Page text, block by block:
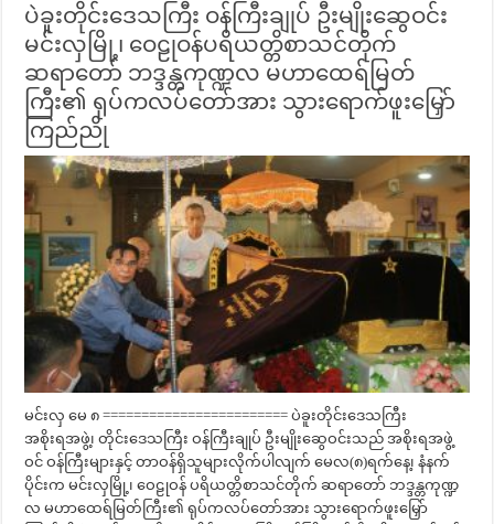
ပဲခူးတိုင်းဒေသကြီး ဝန်ကြီးချုပ် ဦးမျိုးဆွေဝင်း
မင်းလှမြို့၊ ဝေဠုဝန်ပရိယတ္တိစာသင်တိုက်
ဆရာတော် ဘဒ္ဒန္တကုဏ္ဍလ မဟာထေရ်မြတ်
ကြီး၏ ရုပ်ကလပ်တော်အား သွားရောက်ဖူးမြှော်
ကြည်ညို
မင်းလှ မေ ၈ ======================== ပဲခူးတိုင်းဒေသကြီး
အစိုးရအဖွဲ့၊ တိုင်းဒေသကြီး ဝန်ကြီးချုပ် ဦးမျိုးဆွေဝင်းသည် အစိုးရအဖွဲ့
ဝင် ဝန်ကြီးများနှင့် တာဝန်ရှိသူများလိုက်ပါလျက် မေလ(၈)ရက်နေ့၊ နံနက်
ပိုင်းက မင်းလှမြို့၊ ဝေဠုဝန် ပရိယတ္တိစာသင်တိုက် ဆရာတော် ဘဒ္ဒန္တကုဏ္ဍ
လ မဟာထေရ်မြတ်ကြီး၏ ရုပ်ကလပ်တော်အား သွားရောက်ဖူးမြှော်